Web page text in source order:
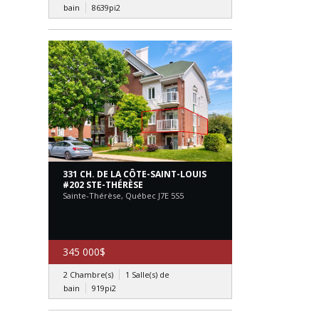
bain 8639pi2
331 CH. DE LA CÔTE-SAINT-LOUIS
#202 STE-THÉRÈSE
Sainte-Thérèse, Québec J7E 5S5
345 000$
2 Chambre(s)
1 Salle(s) de
bain
919pi2